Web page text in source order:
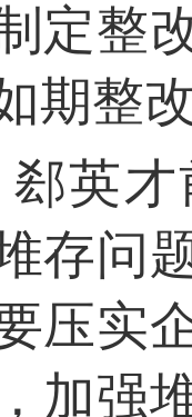
定整
期整
郄英
存问
压实
加强